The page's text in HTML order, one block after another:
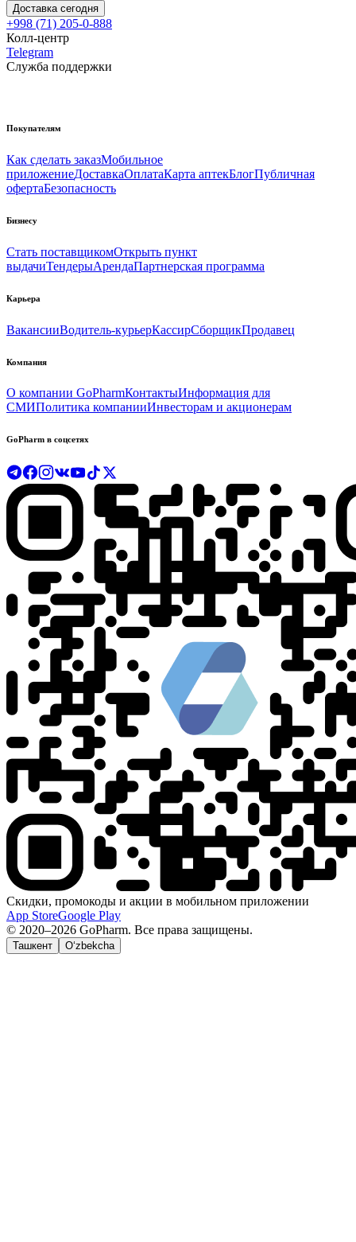
Доставка сегодня
+998 (71) 205-0-888
Колл-центр
Telegram
Служба поддержки
Покупателям
Как сделать заказМобильное
приложениеДоставкаОплатаКарта аптекБлогПубличная
офертаБезопасность
Бизнесу
Стать поставщикомОткрыть пункт
выдачиТендерыАрендаПартнерская программа
Карьера
ВакансииВодитель-курьерКассирСборщикПродавец
Компания
О компании GoPharmКонтактыИнформация для
СМИПолитика компанииИнвесторам и акционерам
GoPharm в соцсетях
Скидки, промокоды и акции в мобильном приложении
App StoreGoogle Play
© 2020–2026 GoPharm. Все права защищены.
Ташкент O‘zbekcha